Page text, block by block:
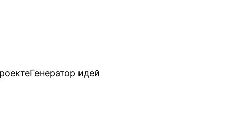
Генератор идей